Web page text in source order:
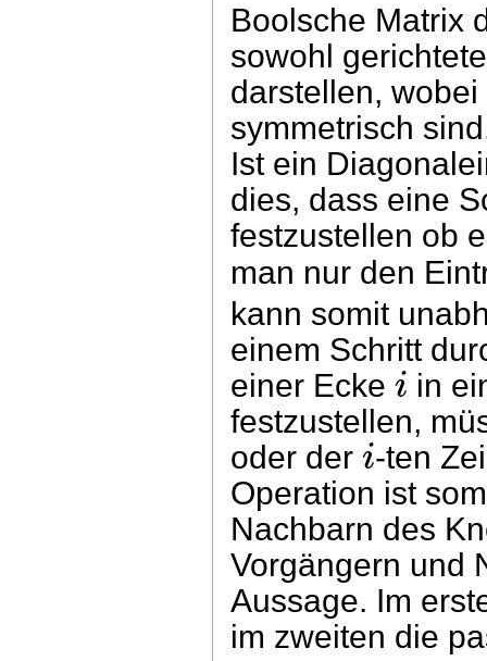
Boolsche Matrix
sowohl
darstellen,
symmetrisch
Ist ein
dies, dass eine
festzustellen ob
man nur den
kann somit
einem Schritt
einer Eckei in
festzustellen,
oder deri-ten
Operation ist
Nachbarn des
Vorgängern und
Aussage. Im
im zweiten die